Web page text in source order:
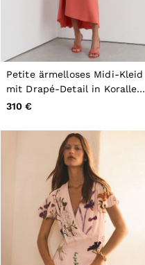
Petite ärmelloses Midi-Kleid
mit Drapé-Detail in Korallen-
Pink
310 €